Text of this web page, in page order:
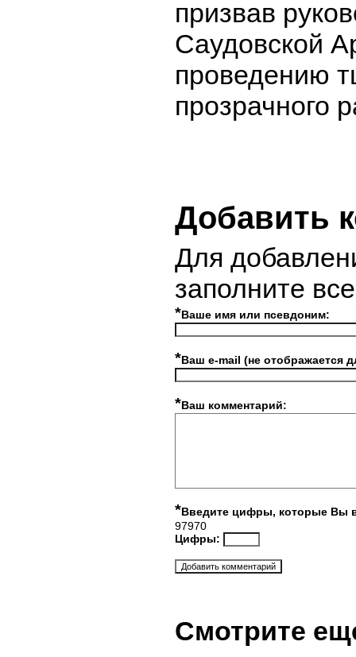
призвав
Саудовской
проведению
прозрачного
Добавить
Для
заполните
*Ваше имя или псевдоним:
*Ваш e-mail (не отображается
*Ваш комментарий:
*Введите цифры, которые Вы
97970
Цифры:
Смотрите